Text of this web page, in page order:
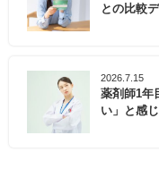
との比較
2026.7.15
薬剤師1年
い」と感